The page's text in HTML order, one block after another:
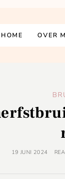
HOME OVER
19 JUNI 2024